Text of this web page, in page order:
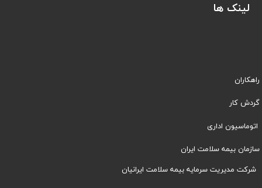
لینک ها
راهکاران
​​گردش کار
اتوماسیون اداری
سازمان بیمه سلامت ایران
شرکت مدیریت سرمایه بیمه سلامت ایرانیان